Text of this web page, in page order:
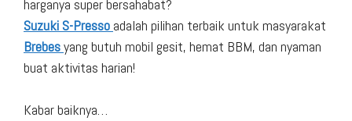
harganya super bersahabat?
Suzuki S-Presso adalah pilihan terbaik untuk masyarakat
Brebesyang butuh mobil gesit, hemat BBM, dan nyaman
buat aktivitas harian!
Kabar baiknya…